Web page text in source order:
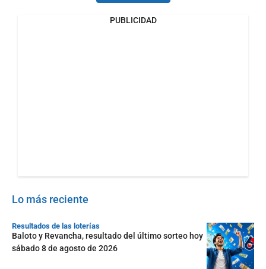
PUBLICIDAD
Lo más reciente
Resultados de las loterías
Baloto y Revancha, resultado del último sorteo hoy
sábado 8 de agosto de 2026